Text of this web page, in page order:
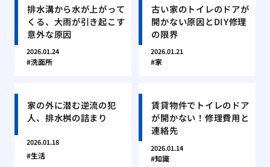
排水溝から水が上がって
くる、大雨が引き起こす
意外な原因
2026.01.24
洗面所
古い家のトイレのドアが
開かない原因とDIY修理
の限界
2026.01.21
家
家の外に潜む逆流の犯
人、排水桝の詰まり
2026.01.18
生活
賃貸物件でトイレのドア
が開かない！修理費用と
連絡先
2026.01.14
知識